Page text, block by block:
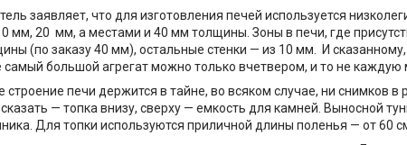
заявляет, что для изготовления печей используется
мм, 20 мм, а местами и 40 мм толщины. Зоны в печи, где
(по заказу 40 мм), остальные стенки — из 10 мм. И
самый большой агрегат можно только вчетвером, и то не каждую
строение печи держится в тайне, во всяком случае, ни снимков в
— топка внизу, сверху — емкость для камней. Выносной
Для топки используются приличной длины поленья — от 60